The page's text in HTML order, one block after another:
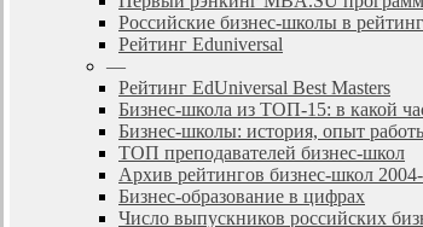
Российские бизнес-школы в
Рейтинг Eduniversal
—
Рейтинг EdUniversal Best Masters
Бизнес-школа из ТОП-15: в какой
Бизнес-школы: история, опыт
ТОП преподавателей бизнес-школ
Архив рейтингов бизнес-школ
Бизнес-образование в цифрах
Число выпускников российских